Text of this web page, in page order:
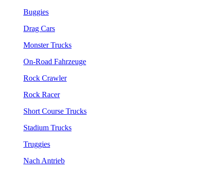
Buggies
Drag Cars
Monster Trucks
On-Road Fahrzeuge
Rock Crawler
Rock Racer
Short Course Trucks
Stadium Trucks
Truggies
Nach Antrieb